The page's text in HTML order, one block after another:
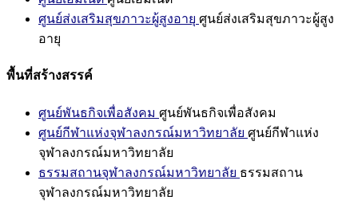
ศูนย์ส่งเสริมสุขภาวะผู้สูงอายุ ศูนย์ส่งเสริมสุขภาวะผู้สูง
อายุ
พื้นที่สร้างสรรค์
ศูนย์พันธกิจเพื่อสังคม ศูนย์พันธกิจเพื่อสังคม
ศูนย์กีฬาแห่งจุฬาลงกรณ์มหาวิทยาลัย ศูนย์กีฬาแห่ง
จุฬาลงกรณ์มหาวิทยาลัย
ธรรมสถานจุฬาลงกรณ์มหาวิทยาลัย ธรรมสถาน
จุฬาลงกรณ์มหาวิทยาลัย